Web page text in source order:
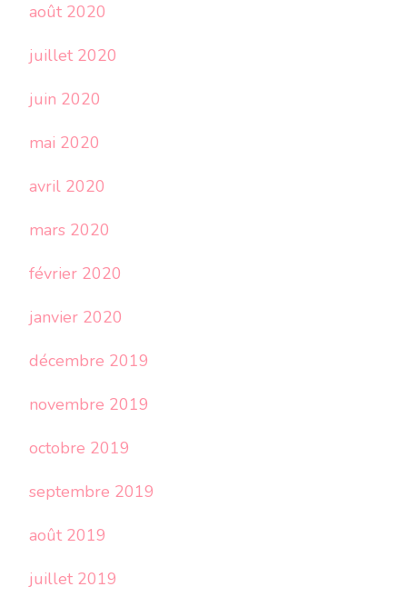
août 2020
juillet 2020
juin 2020
mai 2020
avril 2020
mars 2020
février 2020
janvier 2020
décembre 2019
novembre 2019
octobre 2019
septembre 2019
août 2019
juillet 2019